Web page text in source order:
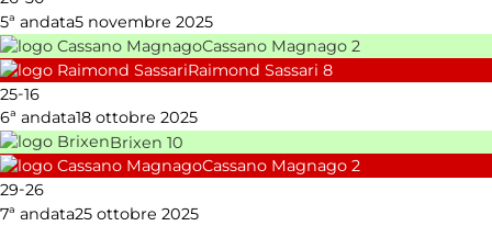
5ª andata5 novembre 2025
Cassano Magnago 2
Raimond Sassari 8
25-16
6ª andata18 ottobre 2025
Brixen 10
Cassano Magnago 2
29-26
7ª andata25 ottobre 2025